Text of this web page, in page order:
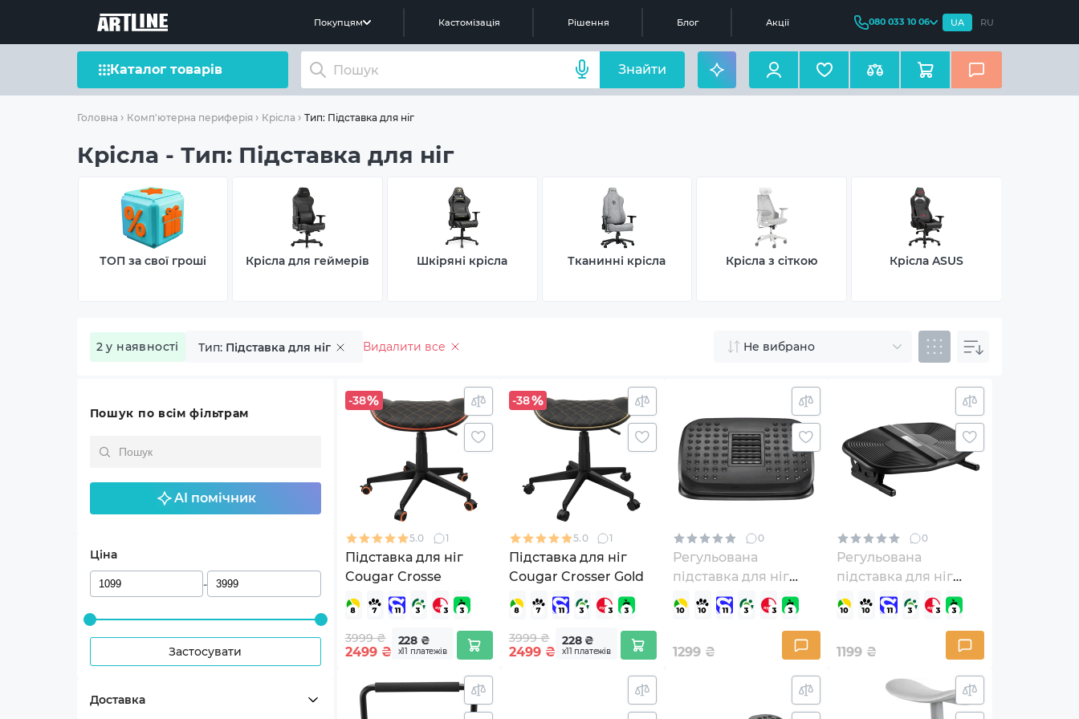
Покупцям Кастомізація Рішення Блог Акції 080 033 10 06 UA RU
Каталог товарів Знайти
Головна Комп'ютерна периферія Крісла Тип: Підставка для ніг
Крісла - Тип: Підставка для ніг
ТОП за свої гроші Крісла для геймерів Шкіряні крісла Тканинні крісла Крісла з сіткою Крісла ASUS
2 у наявності Тип: Підставка для ніг Видалити все Не вибрано
Пошук по всім фільтрам
AI помічник
Ціна
-
Застосувати
Доставка
-38
5.0 1
Підставка для ніг
Cougar Crosse
3999 ₴
2499 ₴
228 ₴
х11 платежів
-38
5.0 1
Підставка для ніг
Cougar Crosser Gold
3999 ₴
2499 ₴
228 ₴
х11 платежів
0
Регульована
підставка для ніг
OfficePro FR716
1299 ₴
0
Регульована
підставка для ніг
OfficePro FR600B
1199 ₴